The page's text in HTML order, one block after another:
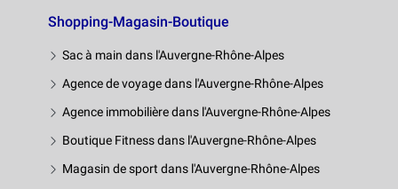
Shopping-Magasin-Boutique
Sac à main dans l'Auvergne-Rhône-Alpes
Agence de voyage dans l'Auvergne-Rhône-Alpes
Agence immobilière dans l'Auvergne-Rhône-Alpes
Boutique Fitness dans l'Auvergne-Rhône-Alpes
Magasin de sport dans l'Auvergne-Rhône-Alpes